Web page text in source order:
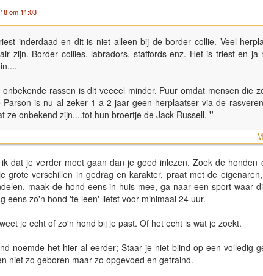
om 11:03
inderdaad en dit is niet alleen bij de border collie. Veel
zijn. Border collies, labradors, staffords enz. Het is triest en ja
onbekende rassen is dit veeeel minder. Puur omdat mensen die
Parson is nu al zeker 1 a 2 jaar geen herplaatser via de
ze onbekend zijn....tot hun broertje de Jack Russell. "
dat je verder moet gaan dan je goed inlezen. Zoek de honden
grote verschillen in gedrag en karakter, praat met de
maak de hond eens in huis mee, ga naar een sport waar
eens zo'n hond 'te leen' liefst voor minimaal 24 uur.
je echt of zo'n hond bij je past. Of het echt is wat je zoekt.
noemde het hier al eerder; Staar je niet blind op een volledig
niet zo geboren maar zo opgevoed en getraind.